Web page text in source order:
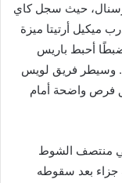
حيث سجل كاي
ميكيل أرتيتا ميزة
أحبط باريس
وسيطر فريق لويس
فرص واضحة أمام
منتصف الشوط
جزاء بعد سقوطه